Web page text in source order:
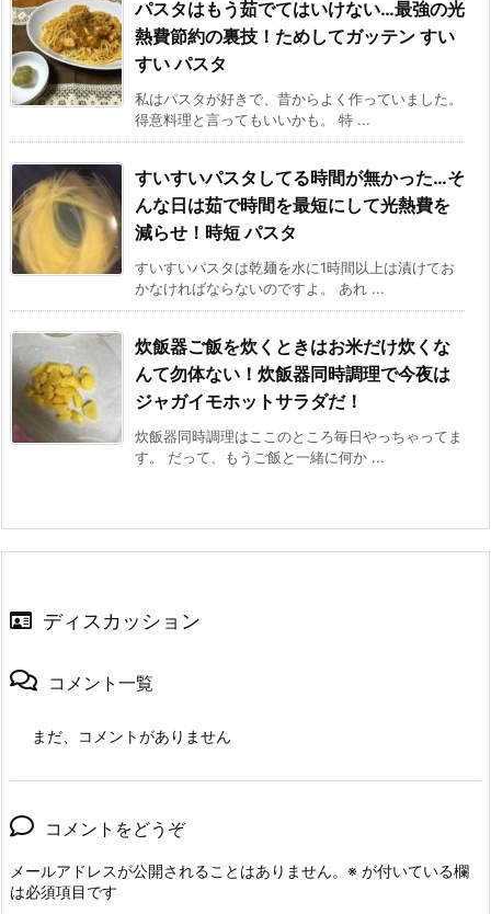
パスタはもう茹でてはいけない…最強の光
熱費節約の裏技！ためしてガッテン すい
すい パスタ
私はパスタが好きで、昔からよく作っていました。
得意料理と言ってもいいかも。 特 ...
すいすいパスタしてる時間が無かった…そ
んな日は茹で時間を最短にして光熱費を
減らせ！時短 パスタ
すいすいパスタは乾麺を水に1時間以上は漬けてお
かなければならないのですよ。 あれ ...
炊飯器ご飯を炊くときはお米だけ炊くな
んて勿体ない！炊飯器同時調理で今夜は
ジャガイモホットサラダだ！
炊飯器同時調理はここのところ毎日やっちゃってま
す。 だって、もうご飯と一緒に何か ...
ディスカッション
コメント一覧
まだ、コメントがありません
コメントをどうぞ
メールアドレスが公開されることはありません。 ※ が付いている欄
は必須項目です